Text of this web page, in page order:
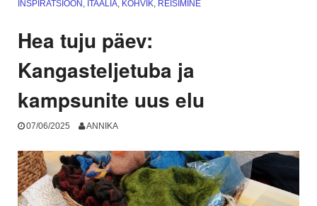
INSPIRATSIOON , ITAALIA, KOHVIK, REISIMINE
Hea tuju päev:
Kangasteljetuba ja
kampsunite uus elu
07/06/2025 ANNIKA